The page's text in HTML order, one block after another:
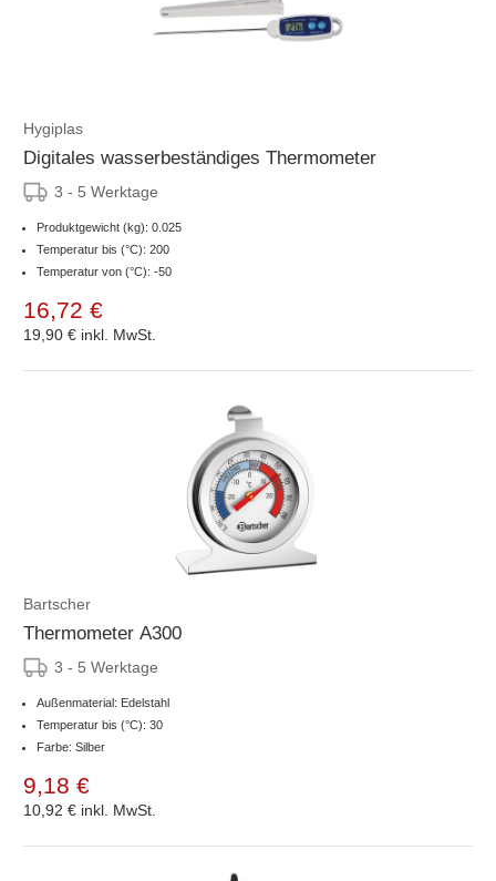
Hygiplas
Digitales wasserbeständiges Thermometer
3 - 5 Werktage
Produktgewicht (kg): 0.025
Temperatur bis (°C): 200
Temperatur von (°C): -50
16,72 €
19,90 € inkl. MwSt.
Bartscher
Thermometer A300
3 - 5 Werktage
Außenmaterial: Edelstahl
Temperatur bis (°C): 30
Farbe: Silber
9,18 €
10,92 € inkl. MwSt.